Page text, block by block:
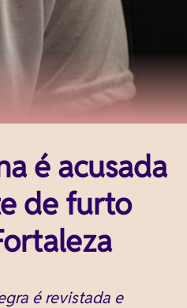
é acusada
de furto
é revistada e